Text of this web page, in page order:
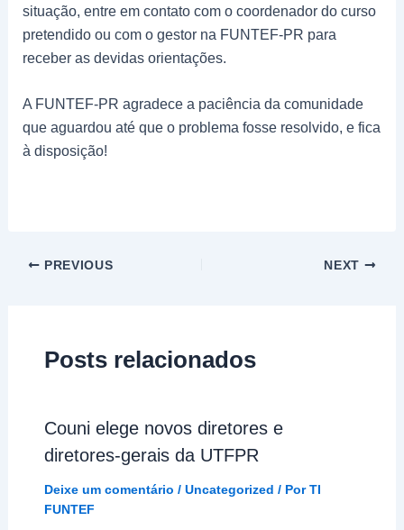
situação, entre em contato com o coordenador do curso
pretendido ou com o gestor na FUNTEF-PR para
receber as devidas orientações.
A FUNTEF-PR agradece a paciência da comunidade
que aguardou até que o problema fosse resolvido, e fica
à disposição!
PREVIOUS NEXT
Posts relacionados
Couni elege novos diretores e
diretores-gerais da UTFPR
Deixe um comentário / Uncategorized / PorTI
FUNTEF